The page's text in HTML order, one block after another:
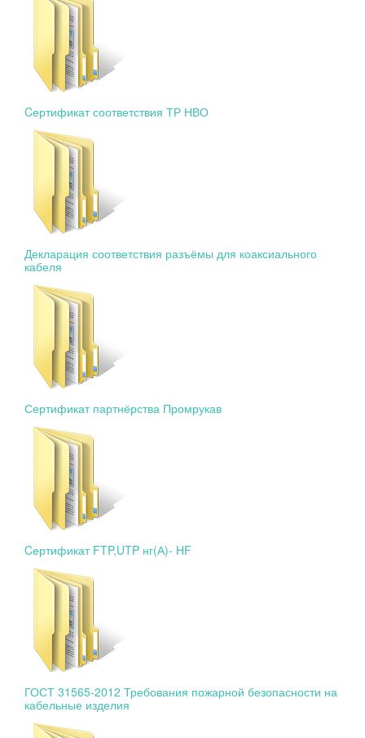
Cертификат соответствия ТР НВО
Декларация соответствия разъёмы для коаксиального
кабеля
Сертификат партнёрства Промрукав
Cертификат FTP,UTP нг(А)- HF
ГОСТ 31565-2012 Требования пожарной безопасности на
кабельные изделия